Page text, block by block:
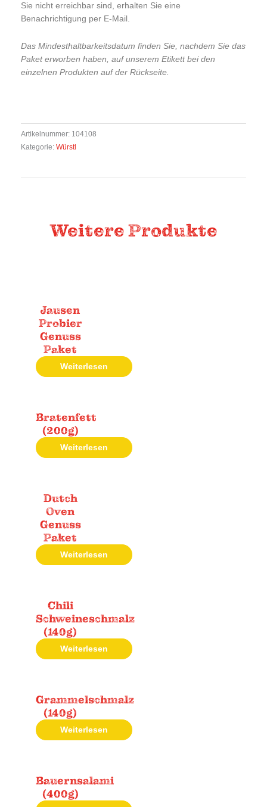
Sie nicht erreichbar sind, erhalten Sie eine
Benachrichtigung per E-Mail.
Das Mindesthaltbarkeitsdatum finden Sie, nachdem Sie das
Paket erworben haben, auf unserem Etikett bei den
einzelnen Produkten auf der Rückseite.
Artikelnummer: 104108
Kategorie: Würstl
Weitere Produkte
Jausen
Probier
Genuss
Paket
Weiterlesen
Bratenfett
(200g)
Weiterlesen
Dutch
Oven
Genuss
Paket
Weiterlesen
Chili
Schweineschmalz
(140g)
Weiterlesen
Grammelschmalz
(140g)
Weiterlesen
Bauernsalami
(400g)